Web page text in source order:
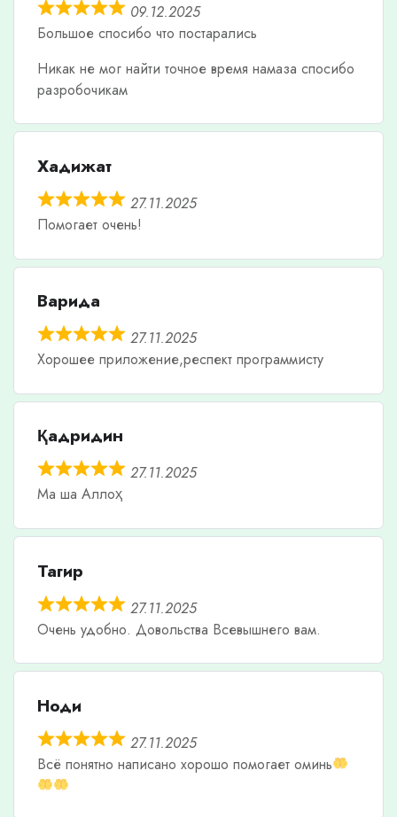
09.12.2025
Большое спосибо что постарались
Никак не мог найти точное время намаза спосибо
разробочикам
Хадижат
27.11.2025
Помогает очень!
Варида
27.11.2025
Хорошее приложение,респект программисту
Қадридин
27.11.2025
Ма ша Аллоҳ
Тагир
27.11.2025
Очень удобно. Довольства Всевышнего вам.
Ноди
27.11.2025
Всë понятно написано хорошо помогает оминь